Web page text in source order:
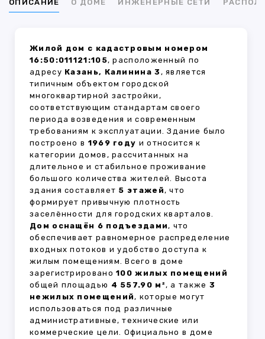
ОПИСАНИЕ О ДОМЕ ИНЖЕНЕРНЫЕ СЕТИ
Жилой дом с кадастровым номером
16:50:011121:105, расположенный по
адресу Казань, Калинина 3 , является
типичным объектом городской
многоквартирной застройки,
соответствующим стандартам своего
периода возведения и современным
требованиям к эксплуатации. Здание было
построено в 1969 году и относится к
категории домов, рассчитанных на
длительное и стабильное проживание
большого количества жителей. Высота
здания составляет 5 этажей, что
формирует привычную плотность
заселённости для городских кварталов.
Дом оснащён 6 подъездами, что
обеспечивает равномерное распределение
входных потоков и удобство доступа к
жилым помещениям. Всего в доме
зарегистрировано100 жилых помещений
общей площадью 4 557.90 м², а также 3
нежилых помещений, которые могут
использоваться под различные
административные, технические или
коммерческие цели. Официально в доме